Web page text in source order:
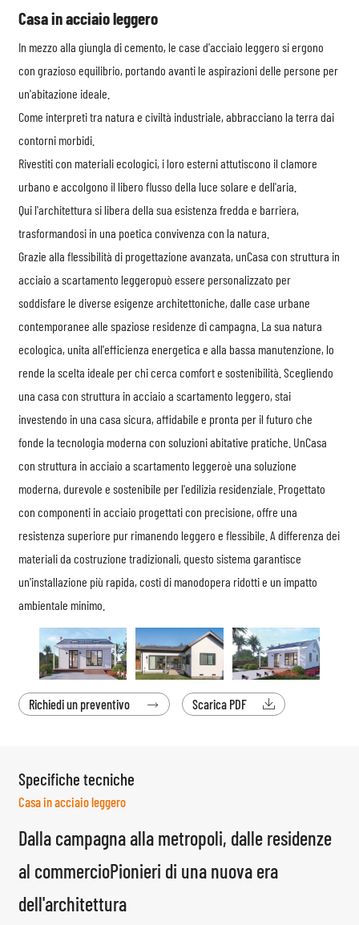
Casa in acciaio leggero
In mezzo alla giungla di cemento, le case d'acciaio leggero si ergono
con grazioso equilibrio, portando avanti le aspirazioni delle persone per
un'abitazione ideale.
Come interpreti tra natura e civiltà industriale, abbracciano la terra dai
contorni morbidi.
Rivestiti con materiali ecologici, i loro esterni attutiscono il clamore
urbano e accolgono il libero flusso della luce solare e dell'aria.
Qui l'architettura si libera della sua esistenza fredda e barriera,
trasformandosi in una poetica convivenza con la natura.
Grazie alla flessibilità di progettazione avanzata, unCasa con struttura in
acciaio a scartamento leggeropuò essere personalizzato per
soddisfare le diverse esigenze architettoniche, dalle case urbane
contemporanee alle spaziose residenze di campagna. La sua natura
ecologica, unita all'efficienza energetica e alla bassa manutenzione, lo
rende la scelta ideale per chi cerca comfort e sostenibilità. Scegliendo
una casa con struttura in acciaio a scartamento leggero, stai
investendo in una casa sicura, affidabile e pronta per il futuro che
fonde la tecnologia moderna con soluzioni abitative pratiche. UnCasa
con struttura in acciaio a scartamento leggeroè una soluzione
moderna, durevole e sostenibile per l'edilizia residenziale. Progettato
con componenti in acciaio progettati con precisione, offre una
resistenza superiore pur rimanendo leggero e flessibile. A differenza dei
materiali da costruzione tradizionali, questo sistema garantisce
un'installazione più rapida, costi di manodopera ridotti e un impatto
ambientale minimo.
Richiedi un preventivo  Scarica PDF 
Specifiche tecniche
Casa in acciaio leggero
Dalla campagna alla metropoli, dalle residenze
al commercioPionieri di una nuova era
dell'architettura